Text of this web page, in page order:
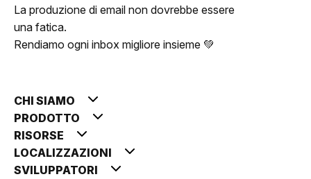
La produzione di email non dovrebbe essere
una fatica.
Rendiamo ogni inbox migliore insieme 💚
CHI SIAMO
PRODOTTO
RISORSE
LOCALIZZAZIONI
SVILUPPATORI